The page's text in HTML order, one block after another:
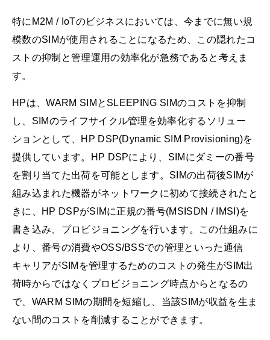
特にM2M / IoTのビジネスにおいては、今までに無い規
模数のSIMが使用されることになるため、この隠れたコ
ストの抑制と管理運用の効率化が急務であると考えま
す。
HPは、WARM SIMとSLEEPING SIMのコストを抑制
し、SIMのライフサイクル管理を効率化するソリュー
ションとして、HP DSP(Dynamic SIM Provisioning)を
提供しています。HP DSPにより、SIMにダミーの番号
を割り当てた出荷を可能とします。SIMの出荷後SIMが
組み込まれた機器がネットワークに初めて接続されたと
きに、HP DSPがSIMに正規の番号(MSISDN / IMSI)を
書き込み、プロビジョニングを行います。この仕組みに
より、番号の消費やOSS/BSSでの管理といった通信
キャリアがSIMを管理するためのコストの発生がSIM出
荷時からではなくプロビジョニング時点からとなるの
で、WARM SIMの期間を短縮し、当該SIMが収益を生ま
ない間のコストを削減することができます。